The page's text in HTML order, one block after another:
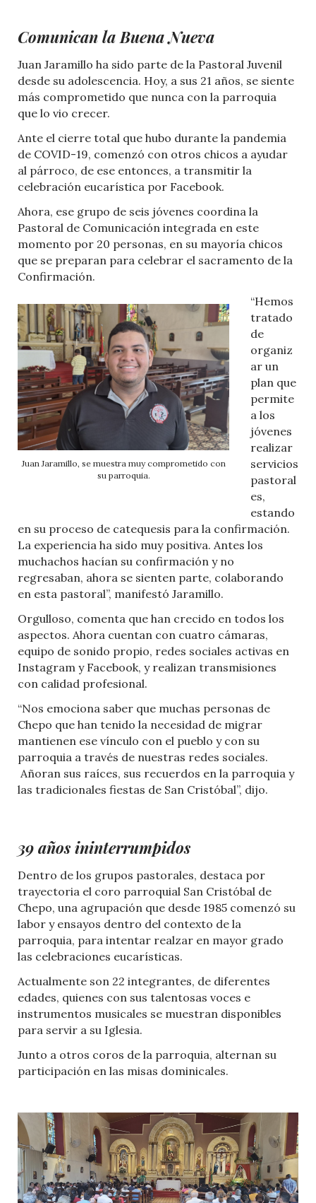
Comunican la Buena Nueva
Juan Jaramillo ha sido parte de la Pastoral Juvenil
desde su adolescencia. Hoy, a sus 21 años, se siente
más comprometido que nunca con la parroquia
que lo vio crecer.
Ante el cierre total que hubo durante la pandemia
de COVID-19, comenzó con otros chicos a ayudar
al párroco, de ese entonces, a transmitir la
celebración eucarística por Facebook.
Ahora, ese grupo de seis jóvenes coordina la
Pastoral de Comunicación integrada en este
momento por 20 personas, en su mayoría chicos
que se preparan para celebrar el sacramento de la
Confirmación.
Juan Jaramillo, se muestra muy comprometido con
su parroquia.
“Hemos
tratado
de
organiz
ar un
plan que
permite
a los
jóvenes
realizar
servicios
pastoral
es,
estando
en su proceso de catequesis para la confirmación.
La experiencia ha sido muy positiva. Antes los
muchachos hacían su confirmación y no
regresaban, ahora se sienten parte, colaborando
en esta pastoral”, manifestó Jaramillo.
Orgulloso, comenta que han crecido en todos los
aspectos. Ahora cuentan con cuatro cámaras,
equipo de sonido propio, redes sociales activas en
Instagram y Facebook, y realizan transmisiones
con calidad profesional.
“Nos emociona saber que muchas personas de
Chepo que han tenido la necesidad de migrar
mantienen ese vínculo con el pueblo y con su
parroquia a través de nuestras redes sociales.
Añoran sus raíces, sus recuerdos en la parroquia y
las tradicionales fiestas de San Cristóbal”, dijo.
39 años ininterrumpidos
Dentro de los grupos pastorales, destaca por
trayectoria el coro parroquial San Cristóbal de
Chepo, una agrupación que desde 1985 comenzó su
labor y ensayos dentro del contexto de la
parroquia, para intentar realzar en mayor grado
las celebraciones eucarísticas.
Actualmente son 22 integrantes, de diferentes
edades, quienes con sus talentosas voces e
instrumentos musicales se muestran disponibles
para servir a su Iglesia.
Junto a otros coros de la parroquia, alternan su
participación en las misas dominicales.